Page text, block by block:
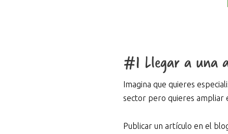
#1 Llegar a una
Imagina que quieres
sector pero quieres ampliar
Publicar un artículo en el